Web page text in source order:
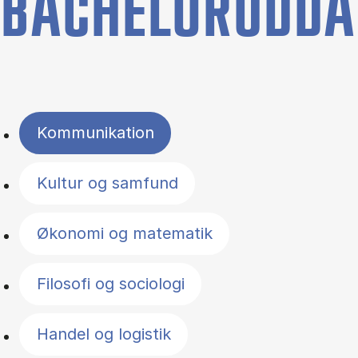
Filter by topics
Kommunikation
Kultur og samfund
Økonomi og matematik
Filosofi og sociologi
Handel og logistik